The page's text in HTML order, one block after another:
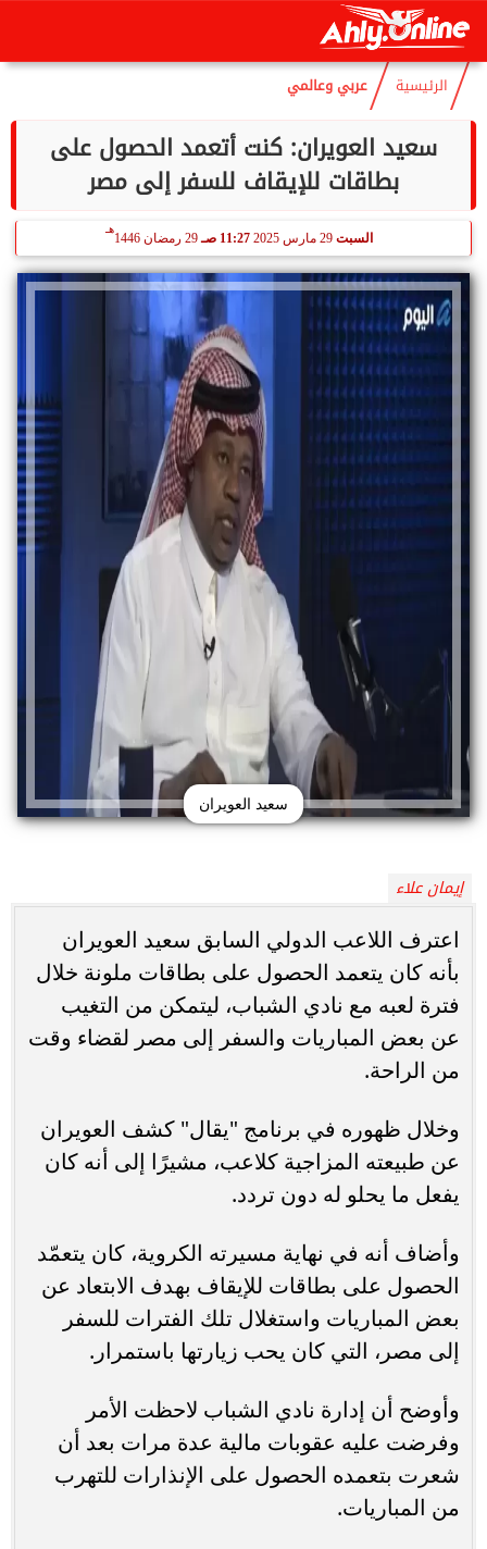
الجمعة
الرئيسية عربي وعالمي
سعيد العويران: كنت أتعمد الحصول على
بطاقات للإيقاف للسفر إلى مصر
السبت 11:27 صـ 29 رمضان 1446
هـ
سعيد العويران
إيمان علاء
اعترف اللاعب الدولي السابق سعيد العويران
بأنه كان يتعمد الحصول على بطاقات ملونة خلال
فترة لعبه مع نادي الشباب، ليتمكن من التغيب
عن بعض المباريات والسفر إلى مصر لقضاء وقت
من الراحة.
وخلال ظهوره في برنامج "يقال" كشف العويران
عن طبيعته المزاجية كلاعب، مشيرًا إلى أنه كان
يفعل ما يحلو له دون تردد.
وأضاف أنه في نهاية مسيرته الكروية، كان يتعمّد
الحصول على بطاقات للإيقاف بهدف الابتعاد عن
بعض المباريات واستغلال تلك الفترات للسفر
إلى مصر، التي كان يحب زيارتها باستمرار.
وأوضح أن إدارة نادي الشباب لاحظت الأمر
وفرضت عليه عقوبات مالية عدة مرات بعد أن
شعرت بتعمده الحصول على الإنذارات للتهرب
من المباريات.